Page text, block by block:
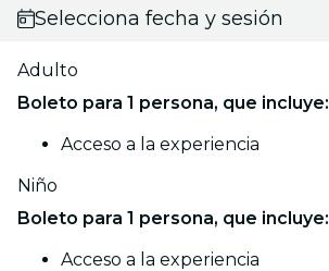
Selecciona fecha y sesión
Adulto
Boleto para 1 persona, que incluye:
Acceso a la experiencia
Niño
Boleto para 1 persona, que incluye:
Acceso a la experiencia